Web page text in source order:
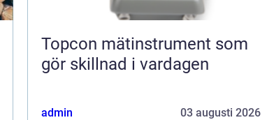
Topcon mätinstrument som
gör skillnad i vardagen
admin 03 augusti 2026